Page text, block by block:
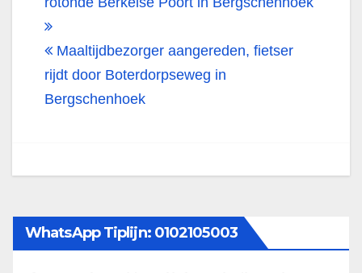
navigatie
Maaltijdbezorger aangereden, fietser
rijdt door Boterdorpseweg in
Bergschenhoek
WhatsApp Tiplijn: 0102105003